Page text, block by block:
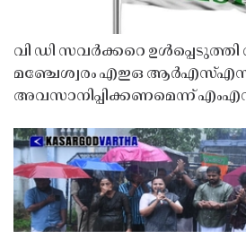
വി ഡി സവർക്കറെ ഉൾപ്പെടുത്തി
മഞ്ചേശ്വരം എഇഒ
അവസാനിപ്പിക്കണമെന്ന്